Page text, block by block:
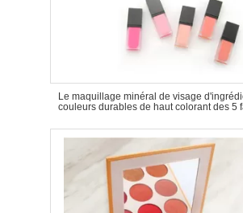
Le maquillage minéral de visage
couleurs durables de haut colorant des 5